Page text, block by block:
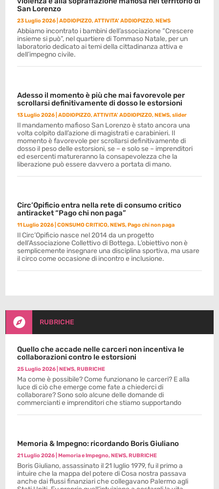
San Lorenzo
23 Luglio 2026 |ADDIOPIZZO,ATTIVITA' ADDIOPIZZO,NEWS
Abbiamo incontrato i bambini dell’associazione “Crescere
insieme si può”, nel quartiere di Tommaso Natale, per un
laboratorio dedicato ai temi della cittadinanza attiva e
dell’impegno civile.
Adesso il momento è più che mai favorevole per
scrollarsi definitivamente di dosso le estorsioni
13 Luglio 2026 |ADDIOPIZZO,ATTIVITA' ADDIOPIZZO,NEWS,slider
Il mandamento mafioso San Lorenzo è stato ancora una
volta colpito dall’azione di magistrati e carabinieri. Il
momento è favorevole per scrollarsi definitivamente di
dosso il peso delle estorsioni, se – e solo se – imprenditori
ed esercenti matureranno la consapevolezza che la
liberazione può essere davvero a portata di mano.
Circ’Opificio entra nella rete di consumo critico
antiracket “Pago chi non paga”
11 Luglio 2026 |CONSUMO CRITICO,NEWS,Pago chi non paga
Il Circ’Opificio nasce nel 2014 da un progetto
dell’Associazione Collettivo di Bottega. L’obiettivo non è
semplicemente insegnare una disciplina sportiva, ma usare
il circo come occasione di incontro e inclusione.
 RUBRICHE
Quello che accade nelle carceri non incentiva le
collaborazioni contro le estorsioni
25 Luglio 2026 |NEWS,RUBRICHE
Ma come è possibile? Come funzionano le carceri? E alla
luce di ciò che emerge come fate a chiederci di
collaborare? Sono solo alcune delle domande di
commercianti e imprenditori che stiamo supportando
Memoria & Impegno: ricordando Boris Giuliano
21 Luglio 2026 |Memoria e Impegno,NEWS,RUBRICHE
Boris Giuliano, assassinato il 21 luglio 1979, fu il primo a
intuire che la mappa del potere di Cosa nostra passava
anche dai flussi finanziari che collegavano Palermo agli